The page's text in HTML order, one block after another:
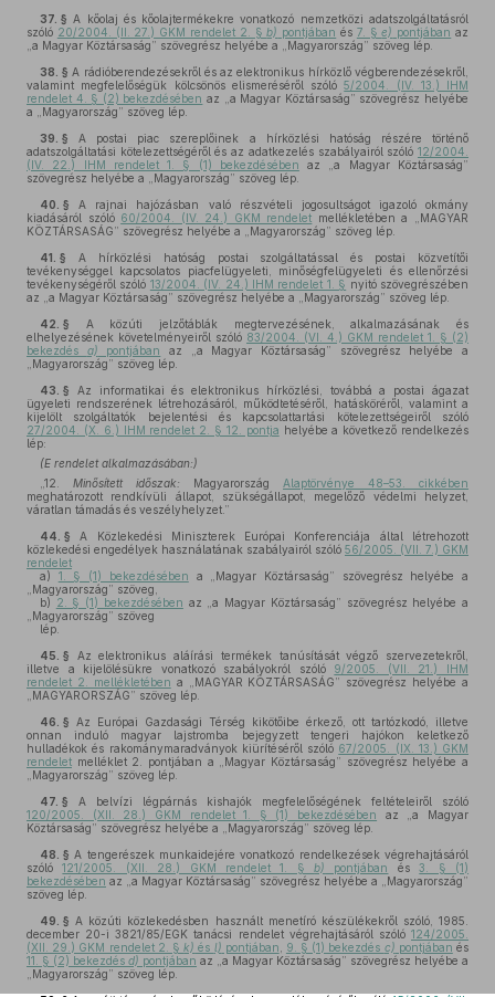
37. § A kőolaj és kőolajtermékekre vonatkozó nemzetközi adatszolgáltatásról
szóló 20/2004. (II. 27.) GKM rendelet 2. §b) pontjában és 7. §e) pontjában az
„a Magyar Köztársaság” szövegrész helyébe a „Magyarország” szöveg lép.
38. § A rádióberendezésekről és az elektronikus hírközlő végberendezésekről,
valamint megfelelőségük kölcsönös elismeréséről szóló5/2004. (IV. 13.) IHM
rendelet 4. § (2) bekezdésében az „a Magyar Köztársaság” szövegrész helyébe
a „Magyarország” szöveg lép.
39. § A postai piac szereplőinek a hírközlési hatóság részére történő
adatszolgáltatási kötelezettségéről és az adatkezelés szabályairól szóló 12/2004.
(IV. 22.) IHM rendelet 1. § (1) bekezdésében az „a Magyar Köztársaság”
szövegrész helyébe a „Magyarország” szöveg lép.
40. § A rajnai hajózásban való részvételi jogosultságot igazoló okmány
kiadásáról szóló 60/2004. (IV. 24.) GKM rendelet mellékletében a „MAGYAR
KÖZTÁRSASÁG” szövegrész helyébe a „Magyarország” szöveg lép.
41. § A hírközlési hatóság postai szolgáltatással és postai közvetítői
tevékenységgel kapcsolatos piacfelügyeleti, minőségfelügyeleti és ellenőrzési
tevékenységéről szóló 13/2004. (IV. 24.) IHM rendelet 1. § nyitó szövegrészében
az „a Magyar Köztársaság” szövegrész helyébe a „Magyarország” szöveg lép.
42. § A közúti jelzőtáblák megtervezésének, alkalmazásának és
elhelyezésének követelményeiről szóló 83/2004. (VI. 4.) GKM rendelet 1. § (2)
bekezdés a) pontjában
az „a Magyar Köztársaság” szövegrész helyébe a
„Magyarország” szöveg lép.
43. § Az informatikai és elektronikus hírközlési, továbbá a postai ágazat
ügyeleti rendszerének létrehozásáról, működtetéséről, hatásköréről, valamint a
kijelölt szolgáltatók bejelentési és kapcsolattartási kötelezettségeiről szóló
27/2004. (X. 6.) IHM rendelet 2. § 12. pontja helyébe a következő rendelkezés
lép:
(E rendelet alkalmazásában:)
„12. Minősített időszak: Magyarország Alaptörvénye 48–53. cikkében
meghatározott rendkívüli állapot, szükségállapot, megelőző védelmi helyzet,
váratlan támadás és veszélyhelyzet.”
44. § A Közlekedési Miniszterek Európai Konferenciája által létrehozott
közlekedési engedélyek használatának szabályairól szóló 56/2005. (VII. 7.) GKM
rendelet
a)
1. § (1) bekezdésében a „Magyar Köztársaság” szövegrész helyébe a
„Magyarország” szöveg,
b) 2. § (1) bekezdésében az „a Magyar Köztársaság” szövegrész helyébe a
„Magyarország” szöveg
lép.
45. § Az elektronikus aláírási termékek tanúsítását végző szervezetekről,
illetve a kijelölésükre vonatkozó szabályokról szóló 9/2005. (VII. 21.) IHM
rendelet 2. mellékletében a „MAGYAR KÖZTÁRSASÁG” szövegrész helyébe a
„MAGYARORSZÁG” szöveg lép.
46. § Az Európai Gazdasági Térség kikötőibe érkező, ott tartózkodó, illetve
onnan induló magyar lajstromba bejegyzett tengeri hajókon keletkező
hulladékok és rakománymaradványok kiürítéséről szóló 67/2005. (IX. 13.) GKM
rendelet melléklet 2. pontjában a „Magyar Köztársaság” szövegrész helyébe a
„Magyarország” szöveg lép.
47. § A belvízi légpárnás kishajók megfelelőségének feltételeiről szóló
120/2005. (XII. 28.) GKM rendelet 1. § (1) bekezdésében az „a Magyar
Köztársaság” szövegrész helyébe a „Magyarország” szöveg lép.
48. § A tengerészek munkaidejére vonatkozó rendelkezések végrehajtásáról
szóló121/2005. (XII. 28.) GKM rendelet 1. §b) pontjában és3. § (1)
bekezdésében az „a Magyar Köztársaság” szövegrész helyébe a „Magyarország”
szöveg lép.
49. § A közúti közlekedésben használt menetíró készülékekről szóló, 1985.
december 20-i 3821/85/EGK tanácsi rendelet végrehajtásáról szóló 124/2005.
(XII. 29.) GKM rendelet 2. §k) és l) pontjában 9. § (1) bekezdés c) pontjában és
11. § (2) bekezdés d) pontjában az „a Magyar Köztársaság” szövegrész helyébe a
„Magyarország” szöveg lép.